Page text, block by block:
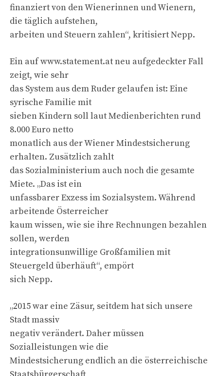
finanziert von den Wienerinnen und Wienern,
die täglich aufstehen,
arbeiten und Steuern zahlen“, kritisiert Nepp.
Ein auf www.statement.at neu aufgedeckter Fall
zeigt, wie sehr
das System aus dem Ruder gelaufen ist: Eine
syrische Familie mit
sieben Kindern soll laut Medienberichten rund
8.000 Euro netto
monatlich aus der Wiener Mindestsicherung
erhalten. Zusätzlich zahlt
das Sozialministerium auch noch die gesamte
Miete. „Das ist ein
unfassbarer Exzess im Sozialsystem. Während
arbeitende Österreicher
kaum wissen, wie sie ihre Rechnungen bezahlen
sollen, werden
integrationsunwillige Großfamilien mit
Steuergeld überhäuft“, empört
sich Nepp.
„2015 war eine Zäsur, seitdem hat sich unsere
Stadt massiv
negativ verändert. Daher müssen
Sozialleistungen wie die
Mindestsicherung endlich an die österreichische